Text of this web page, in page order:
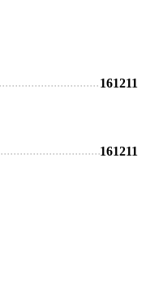
161211
161211